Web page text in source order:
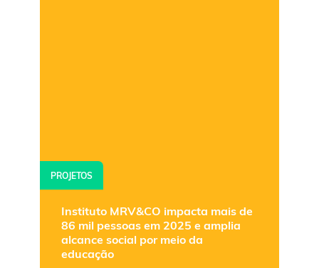
PROJETOS
Instituto MRV&CO impacta mais de
86 mil pessoas em 2025 e amplia
alcance social por meio da
educação